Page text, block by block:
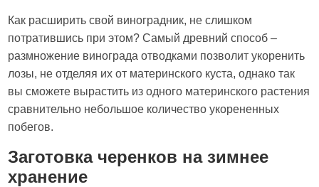
Как расширить свой виноградник, не слишком
потратившись при этом? Самый древний способ –
размножение винограда отводками позволит укоренить
лозы, не отделяя их от материнского куста, однако так
вы сможете вырастить из одного материнского растения
сравнительно небольшое количество укорененных
побегов.
Заготовка черенков на зимнее
хранение